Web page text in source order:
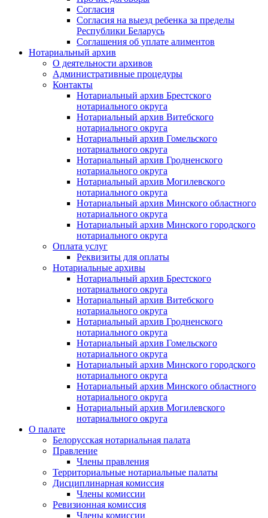
Согласия
Согласия на выезд ребенка за пределы
Республики Беларусь
Соглашения об уплате алиментов
Нотариальный архив
О деятельности архивов
Административные процедуры
Контакты
Нотариальный архив Брестского
нотариального округа
Нотариальный архив Витебского
нотариального округа
Нотариальный архив Гомельского
нотариального округа
Нотариальный архив Гродненского
нотариального округа
Нотариальный архив Могилевского
нотариального округа
Нотариальный архив Минского областного
нотариального округа
Нотариальный архив Минского городского
нотариального округа
Оплата услуг
Реквизиты для оплаты
Нотариальные архивы
Нотариальный архив Брестского
нотариального округа
Нотариальный архив Витебского
нотариального округа
Нотариальный архив Гродненского
нотариального округа
Нотариальный архив Гомельского
нотариального округа
Нотариальный архив Минского городского
нотариального округа
Нотариальный архив Минского областного
нотариального округа
Нотариальный архив Могилевского
нотариального округа
О палате
Белорусская нотариальная палата
Правление
Члены правления
Территориальные нотариальные палаты
Дисциплинарная комиссия
Члены комиссии
Ревизионная комиссия
Члены комиссии